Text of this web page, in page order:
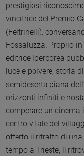
prestigiosi
vincitrice del Premio
(Feltrinelli),
Fossaluzza. Proprio
editrice Iperborea
luce e polvere, storia
semideserta piana
orizzonti infiniti e
comperare un cinema
centro vitale del
offerto il ritratto di
tempo a Trieste, lì